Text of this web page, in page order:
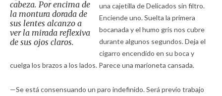
cabeza. Por encima de
la montura dorada de
sus lentes alcanzo a
ver la mirada reflexiva
de sus ojos claros.
una cajetilla de Delicados sin filtro.
Enciende uno. Suelta la primera
bocanada y el humo gris nos cubre
durante algunos segundos. Deja el
cigarro encendido en su boca y
cuelga los brazos a los lados. Parece una marioneta cansada.
—Se está consensuando un paro indefinido. Será previo trabajo